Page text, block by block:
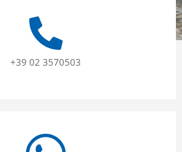
+39 02 3570503